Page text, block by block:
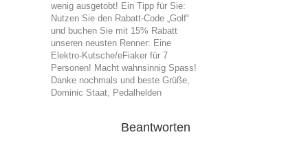
wenig ausgetobt! Ein Tipp für Sie:
Nutzen Sie den Rabatt-Code „Golf“
und buchen Sie mit 15% Rabatt
unseren neusten Renner: Eine
Elektro-Kutsche/eFiaker für 7
Personen! Macht wahnsinnig Spass!
Danke nochmals und beste Grüße,
Dominic Staat, Pedalhelden
Beantworten